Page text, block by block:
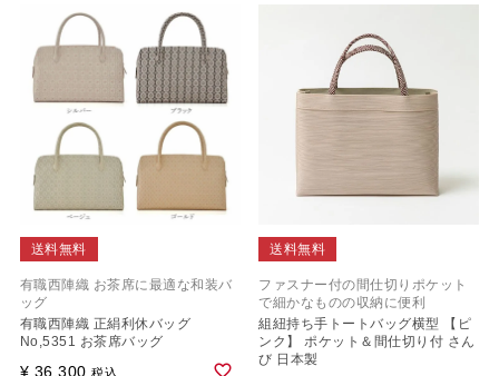
送料無料
有職西陣織 お茶席に最適な和装バ
ッグ
有職西陣織 正絹利休バッグ
No,5351 お茶席バッグ
¥ 36,300 税込
送料無料
ファスナー付の間仕切りポケット
で細かなものの収納に便利
組紐持ち手トートバッグ横型 【ピ
ンク】 ポケット＆間仕切り付 さん
び 日本製